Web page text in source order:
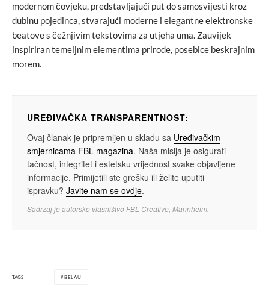
modernom čovjeku, predstavljajući put do samosvijesti kroz
dubinu pojedinca, stvarajući moderne i elegantne elektronske
beatove s čežnjivim tekstovima za utjeha uma. Zauvijek
inspiriran temeljnim elementima prirode, posebice beskrajnim
morem.
UREĐIVAČKA TRANSPARENTNOST:
Ovaj članak je pripremljen u skladu sa Uređivačkim
smjernicama FBL magazina. Naša misija je osigurati
tačnost, integritet i estetsku vrijednost svake objavljene
informacije. Primijetili ste grešku ili želite uputiti
ispravku? Javite nam se ovdje.
Sadržaj je autorsko vlasništvo FBL Creative, Mannheim.
TAGS BELAU